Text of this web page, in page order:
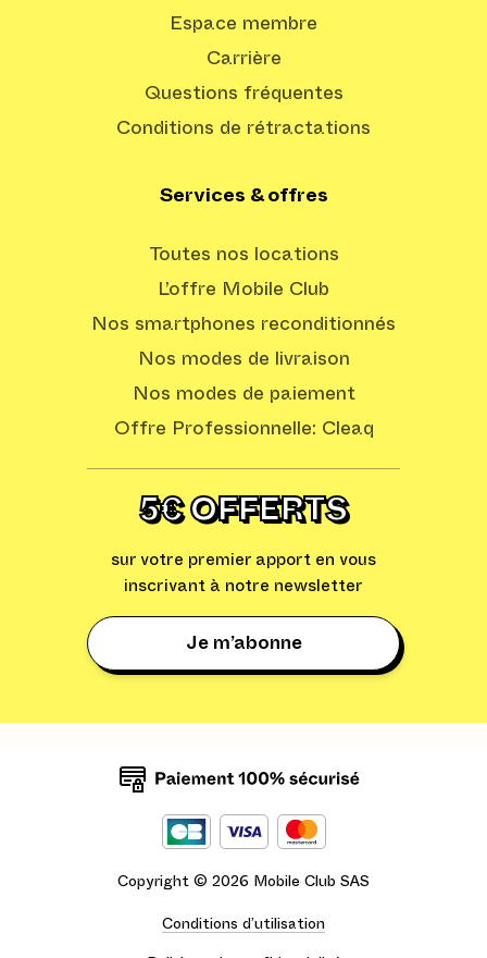
Espace membre
Carrière
Questions fréquentes
Conditions de rétractations
Services & offres
Toutes nos locations
L’offre Mobile Club
Nos smartphones reconditionnés
Nos modes de livraison
Nos modes de paiement
Offre Professionnelle: Cleaq
5€ OFFERTS
sur votre premier apport en vous
inscrivant à notre newsletter
Je m’abonne
Copyright © 2026 Mobile Club SAS
Conditions d’utilisation